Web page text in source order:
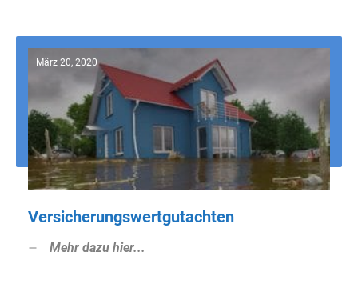
März 20, 2020
Versicherungswertgutachten
Mehr dazu hier...